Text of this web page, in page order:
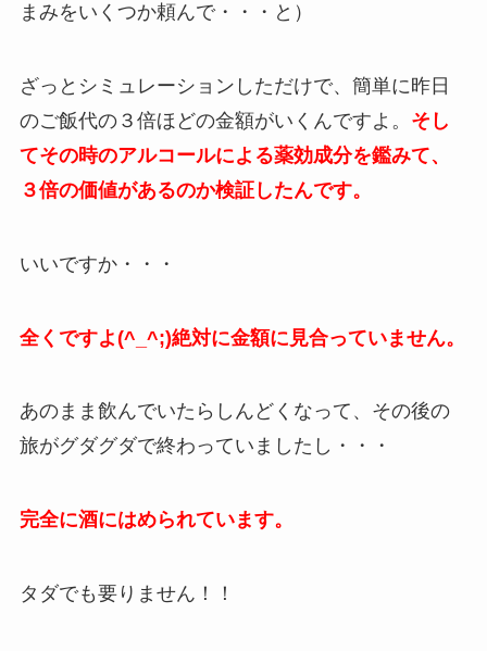
まみをいくつか頼んで・・・と）
ざっとシミュレーションしただけで、簡単に昨日
のご飯代の３倍ほどの金額がいくんですよ。 そし
てその時のアルコールによる薬効成分を鑑みて、
３倍の価値があるのか検証したんです。
いいですか・・・
全くですよ(^_^;)絶対に金額に見合っていません。
あのまま飲んでいたらしんどくなって、その後の
旅がグダグダで終わっていましたし・・・
完全に酒にはめられています。
タダでも要りません！！